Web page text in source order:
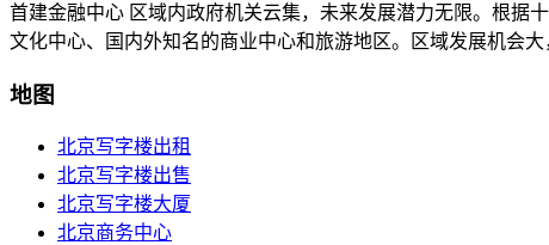
首建金融中心 区域内政府机关云集，未来发展潜力无限。根据
文化中心、国内外知名的商业中心和旅游地区。区域发展机会大
地图
北京写字楼出租
北京写字楼出售
北京写字楼大厦
北京商务中心